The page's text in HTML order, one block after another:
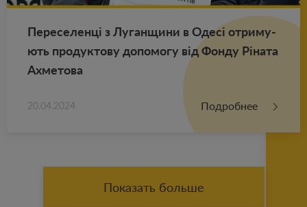
Пе­ре­се­ленці з Лу­ган­щи­ни в Одесі от­ри­му­
ють про­дук­то­ву до­по­мо­гу від Фонду Ріната
Ах­ме­то­ва
20.04.2024 Подробнее
Показать больше